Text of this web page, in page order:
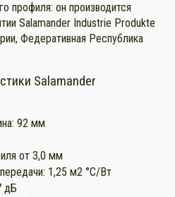
профиля: он производится
Salamander Industrie Produkte
Федеративная Республика
Salamander
92 мм
от 3,0 мм
1,25 м2 °С/Вт
дБ